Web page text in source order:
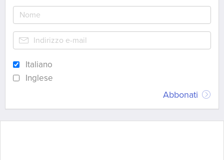
Italiano
Inglese
Abbonati